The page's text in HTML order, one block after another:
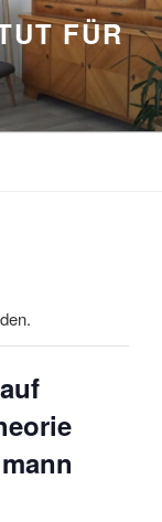
FÜR